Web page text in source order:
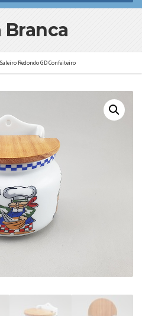
Branca
Saleiro Redondo GD Confeiteiro